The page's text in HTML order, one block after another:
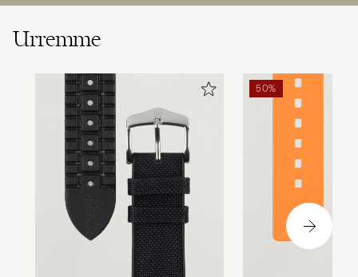
Urremme
50%